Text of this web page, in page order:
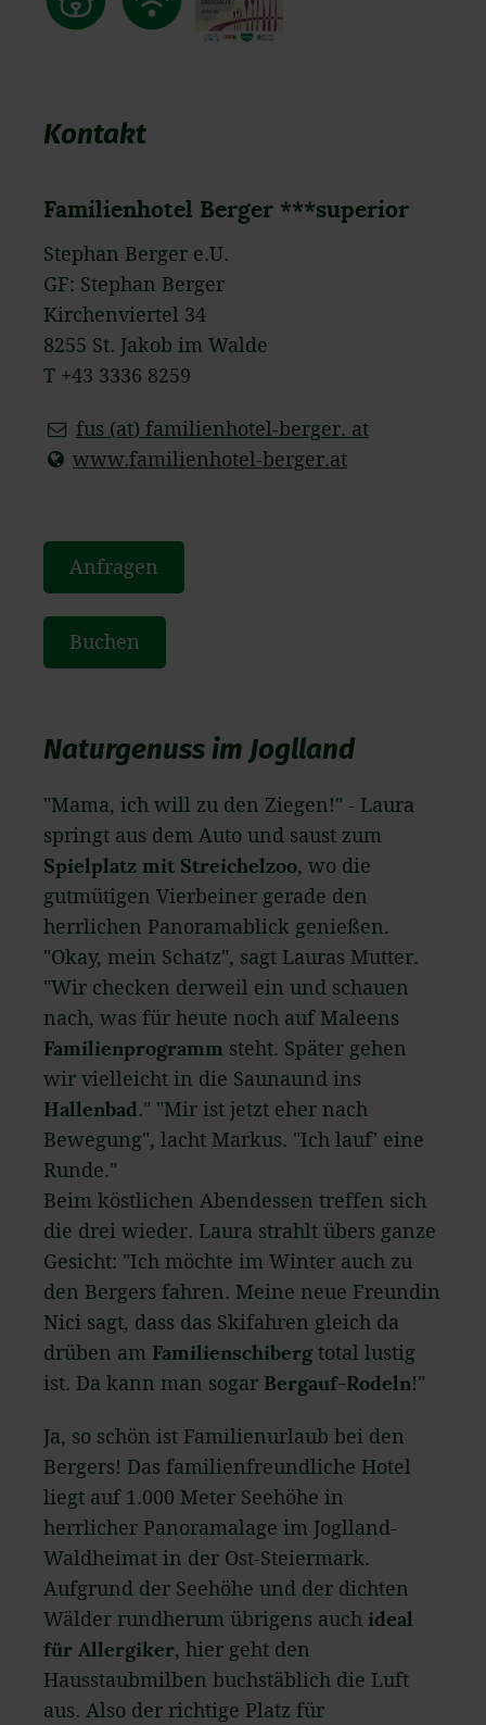
Kontakt
Familienhotel Berger ***superior
Stephan Berger e.U.
GF: Stephan Berger
Kirchenviertel 34
8255 St. Jakob im Walde
T +43 3336 8259
fus (at) familienhotel-berger. at
www.familienhotel-berger.at
Anfragen
Buchen
Naturgenuss im Joglland
"Mama, ich will zu den Ziegen!" - Laura
springt aus dem Auto und saust zum
Spielplatz mit Streichelzoo, wo die
gutmütigen Vierbeiner gerade den
herrlichen Panoramablick genießen.
"Okay, mein Schatz", sagt Lauras Mutter.
"Wir checken derweil ein und schauen
nach, was für heute noch auf Maleens
Familienprogramm steht. Später gehen
wir vielleicht in die Saunaund ins
Hallenbad." "Mir ist jetzt eher nach
Bewegung", lacht Markus. "Ich lauf' eine
Runde."
Beim köstlichen Abendessen treffen sich
die drei wieder. Laura strahlt übers ganze
Gesicht: "Ich möchte im Winter auch zu
den Bergers fahren. Meine neue Freundin
Nici sagt, dass das Skifahren gleich da
drüben am Familienschiberg total lustig
ist. Da kann man sogar Bergauf-Rodeln!"
Ja, so schön ist Familienurlaub bei den
Bergers! Das familienfreundliche Hotel
liegt auf 1.000 Meter Seehöhe in
herrlicher Panoramalage im Joglland-
Waldheimat in der Ost-Steiermark.
Aufgrund der Seehöhe und der dichten
Wälder rundherum übrigens auch ideal
für Allergiker, hier geht den
Hausstaubmilben buchstäblich die Luft
aus. Also der richtige Platz für